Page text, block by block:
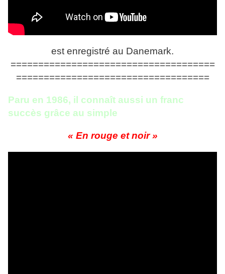
est enregistré au Danemark.
=====================================
===================================
Paru en 1986, il connaît aussi un franc
succès grâce au simple
« En rouge et noir »